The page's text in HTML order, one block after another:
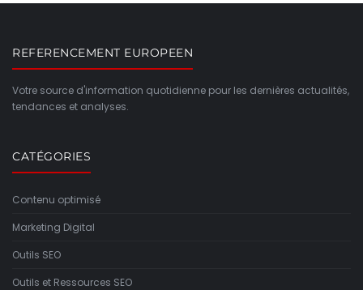
REFERENCEMENT EUROPEEN
Votre source d'information quotidienne pour les dernières actualités,
tendances et analyses.
CATÉGORIES
Contenu optimisé
Marketing Digital
Outils SEO
Outils et Ressources SEO